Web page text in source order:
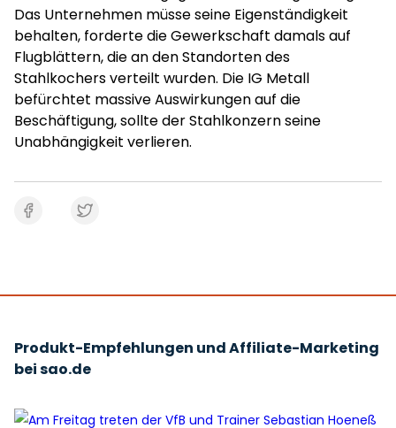
Das Unternehmen müsse seine Eigenständigkeit
behalten, forderte die Gewerkschaft damals auf
Flugblättern, die an den Standorten des
Stahlkochers verteilt wurden. Die IG Metall
befürchtet massive Auswirkungen auf die
Beschäftigung, sollte der Stahlkonzern seine
Unabhängigkeit verlieren.
Produkt-Empfehlungen und Affiliate-Marketing
bei sao.de